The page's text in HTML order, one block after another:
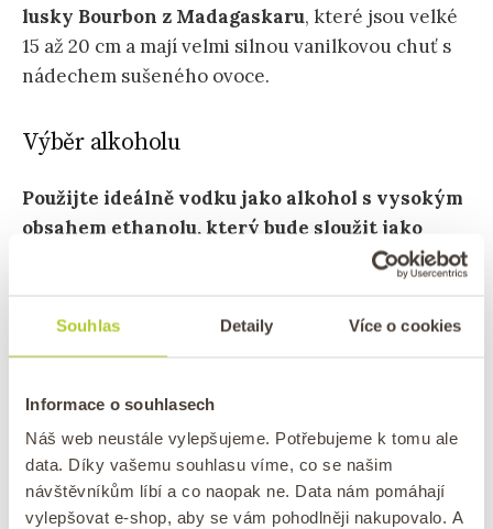
Souhlas Detaily Více o cookies
Informace o souhlasech
Náš web neustále vylepšujeme. Potřebujeme k tomu ale
data. Díky vašemu souhlasu víme, co se našim
návštěvníkům líbí a co naopak ne. Data nám pomáhají
vylepšovat e-shop, aby se vám pohodlněji nakupovalo. A
lusky Bourbon z Madagaskaru, které jsou velké
15 až 20 cm a mají velmi silnou vanilkovou chuť s
nádechem sušeného ovoce.
Výběr alkoholu
Použijte ideálně vodku jako alkohol s vysokým
obsahem ethanolu, který bude sloužit jako
Volba alkoholu může ovlivnit
konečnou chuť extraktu, proto se skvěle pro
louhování hodí právě vodka.
jiné druhy alkoholu, jako například rum nebo
brandy pro plnější chuť.
Postup výroby